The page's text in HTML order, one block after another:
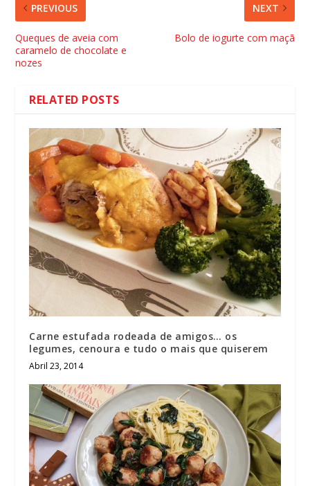
PREVIOUS
Queques de aveia com
caramelo de chocolate e
nozes
NEXT
Bolo de iogurte com maçã
RELATED POSTS
Carne estufada rodeada de amigos… os
legumes, cenoura e tudo o mais que quiserem
Abril 23, 2014